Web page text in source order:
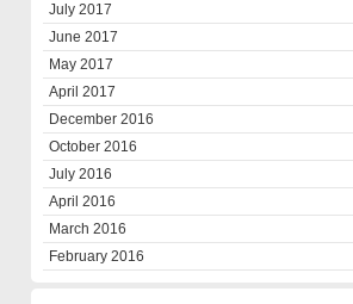
July 2017
June 2017
May 2017
April 2017
December 2016
October 2016
July 2016
April 2016
March 2016
February 2016